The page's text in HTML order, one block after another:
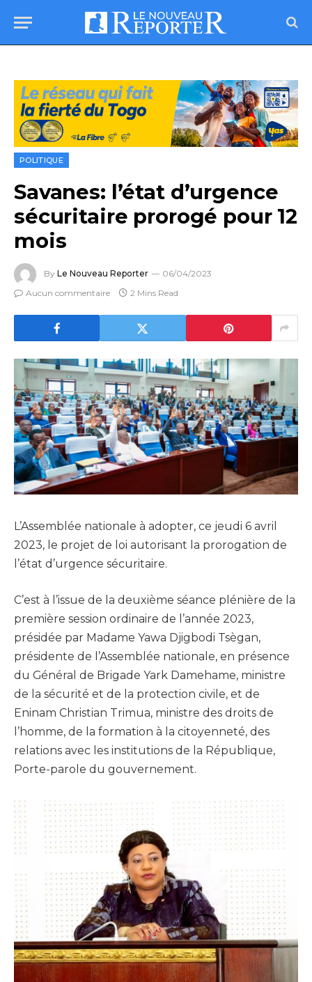
POLITIQUE
Savanes: l’état d’urgence
sécuritaire prorogé pour 12
mois
By Le Nouveau Reporter
06/04/2023
Aucun commentaire
2 Mins Read
L’Assemblée nationale à adopter, ce jeudi 6 avril
2023, le projet de loi autorisant la prorogation de
l’état d’urgence sécuritaire.
C’est à l’issue de la deuxième séance plénière de la
première session ordinaire de l’année 2023,
présidée par Madame Yawa Djigbodi Tsègan,
présidente de l’Assemblée nationale, en présence
du Général de Brigade Yark Damehame, ministre
de la sécurité et de la protection civile, et de
Eninam Christian Trimua, ministre des droits de
l’homme, de la formation à la citoyenneté, des
relations avec les institutions de la République,
Porte-parole du gouvernement.